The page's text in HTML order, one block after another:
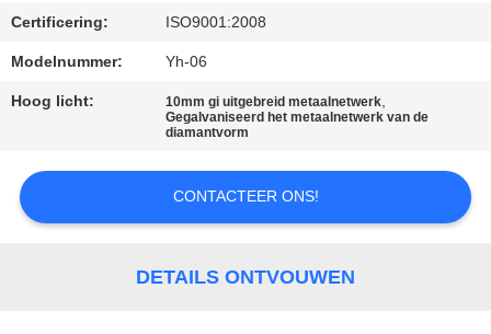
NIEUWS
OM EEN
CITAAT
SITEMAP
Certificering: ISO9001:2008
Modelnummer: Yh-06
Hoog licht: 10mm gi uitgebreid metaalnetwerk,
Gegalvaniseerd het metaalnetwerk van de
diamantvorm
CONTACTEER ONS!
DETAILS ONTVOUWEN